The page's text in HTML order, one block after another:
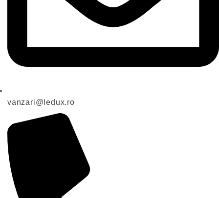
vanzari@ledux.ro